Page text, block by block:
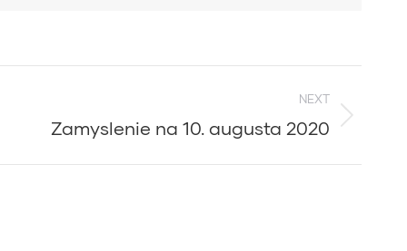
NEXT
Zamyslenie na 10. augusta 2020